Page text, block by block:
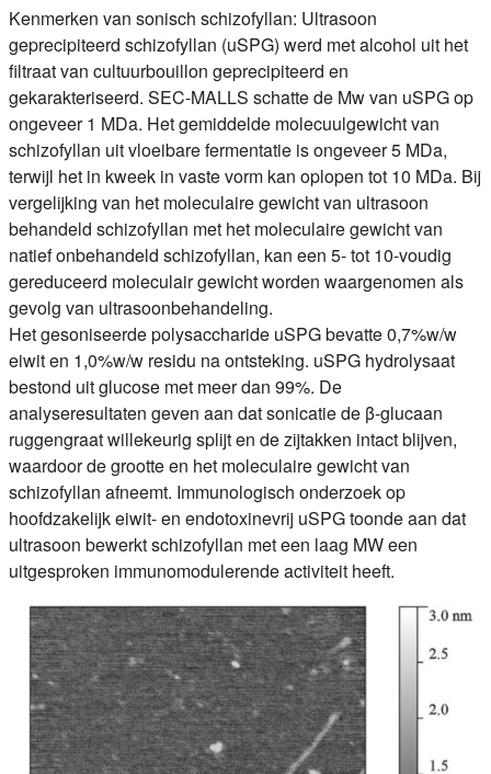
Kenmerken van sonisch schizofyllan: Ultrasoon
geprecipiteerd schizofyllan (uSPG) werd met alcohol uit het
filtraat van cultuurbouillon geprecipiteerd en
gekarakteriseerd. SEC-MALLS schatte de Mw van uSPG op
ongeveer 1 MDa. Het gemiddelde molecuulgewicht van
schizofyllan uit vloeibare fermentatie is ongeveer 5 MDa,
terwijl het in kweek in vaste vorm kan oplopen tot 10 MDa. Bij
vergelijking van het moleculaire gewicht van ultrasoon
behandeld schizofyllan met het moleculaire gewicht van
natief onbehandeld schizofyllan, kan een 5- tot 10-voudig
gereduceerd moleculair gewicht worden waargenomen als
gevolg van ultrasoonbehandeling.
Het gesoniseerde polysaccharide uSPG bevatte 0,7%w/w
eiwit en 1,0%w/w residu na ontsteking. uSPG hydrolysaat
bestond uit glucose met meer dan 99%. De
analyseresultaten geven aan dat sonicatie de β-glucaan
ruggengraat willekeurig splijt en de zijtakken intact blijven,
waardoor de grootte en het moleculaire gewicht van
schizofyllan afneemt. Immunologisch onderzoek op
hoofdzakelijk eiwit- en endotoxinevrij uSPG toonde aan dat
ultrasoon bewerkt schizofyllan met een laag MW een
uitgesproken immunomodulerende activiteit heeft.